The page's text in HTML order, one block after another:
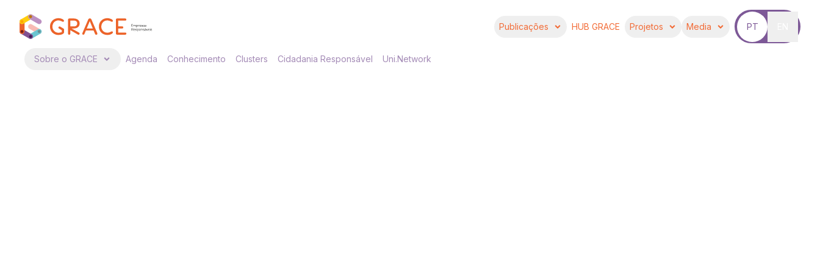
Publicações HUB GRACE Projetos Media PT
Sobre o GRACE Agenda Conhecimento Clusters Cidadania Responsável Uni.Network